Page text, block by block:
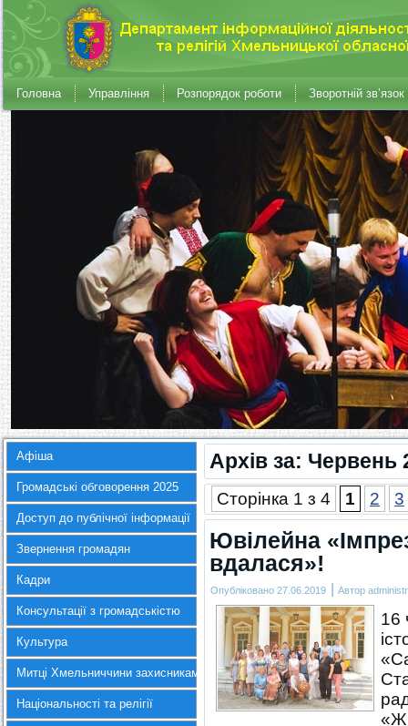
Головна Управління Розпорядок роботи Зворотній зв’язок
Афіша
Громадські обговорення 2025
Доступ до публічної інформації
Звернення громадян
Кадри
Консультації з громадськістю
Культура
Митці Хмельниччини захисникам України
Національності та релігії
Архів за: Червень
Сторінка 1 з 4 1 2 3
Ювілейна
вдалася»!
Опубліковано 27.06.2019 | Автор
16